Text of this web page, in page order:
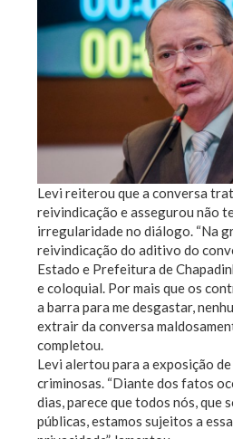
Levi reiterou que a conversa
reivindicação e assegurou não
irregularidade no diálogo. “Na
reivindicação do aditivo do
Estado e Prefeitura de
e coloquial. Por mais que os
a barra para me desgastar,
extrair da conversa
completou.
Levi alertou para a exposição
criminosas. “Diante dos fatos
dias, parece que todos nós, que
públicas, estamos sujeitos a